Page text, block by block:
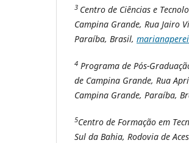
3 Centro de Ciências e
Campina Grande, Rua Jairo
Paraíba, Brasil,
4 Programa de Pós-
de Campina Grande, Rua
Campina Grande, Paraíba,
5Centro de Formação em
Sul da Bahia, Rodovia de